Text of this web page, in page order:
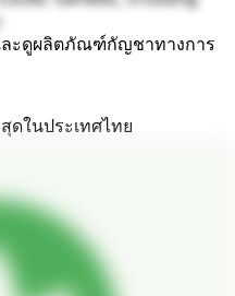
ละดูผลิตภัณฑ์กัญชาทางการ
ดในประเทศไทย